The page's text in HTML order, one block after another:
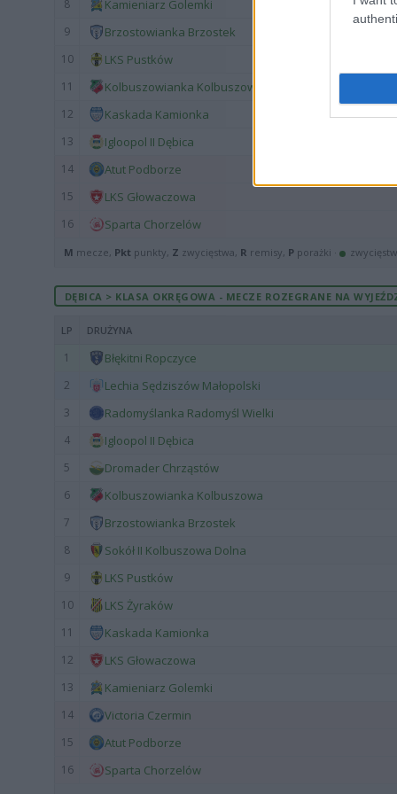
8 Kamieniarz Golemki
9 Brzostowianka Brzostek
10 LKS Pustków
11 Kolbuszowianka Kolbuszowa
12 Kaskada Kamionka
13 Igloopol II Dębica
14 Atut Podborze
15 LKS Głowaczowa
16 Sparta Chorzelów
M mecze, Pkt punkty, Z zwycięstwa, R remisy, P porażki ·
DĘBICA > KLASA OKRĘGOWA - MECZE ROZEGRANE NA
LP DRUŻYNA
1 Błękitni Ropczyce
2 Lechia Sędziszów Małopolski
3 Radomyślanka Radomyśl Wielki
4 Igloopol II Dębica
5 Dromader Chrząstów
6 Kolbuszowianka Kolbuszowa
7 Brzostowianka Brzostek
8 Sokół II Kolbuszowa Dolna
9 LKS Pustków
10 LKS Żyraków
11 Kaskada Kamionka
12 LKS Głowaczowa
13 Kamieniarz Golemki
14 Victoria Czermin
15 Atut Podborze
16 Sparta Chorzelów